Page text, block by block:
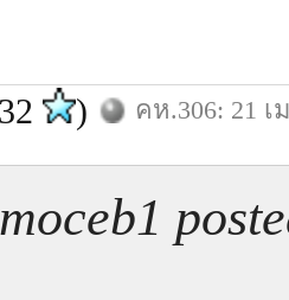
) คห.306: 21 เ